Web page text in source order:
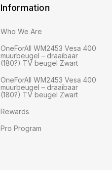
Information
Who We Are
OneForAll WM2453 Vesa 400
muurbeugel – draaibaar
(180?) TV beugel Zwart
OneForAll WM2453 Vesa 400
muurbeugel – draaibaar
(180?) TV beugel Zwart
Rewards
Pro Program